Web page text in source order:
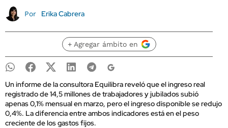
Por Erika Cabrera
+ Agregar ámbito en
Un informe de la consultora Equilibra reveló que el ingreso real
registrado de 14,5 millones de trabajadores y jubilados subió
apenas 0,1% mensual en marzo, pero el ingreso disponible se redujo
0,4%. La diferencia entre ambos indicadores está en el peso
creciente de los gastos fijos.